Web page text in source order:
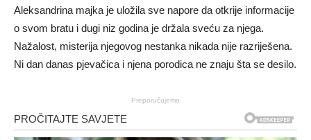
Aleksandrina majka je uložila sve napore da otkrije informacije
o svom bratu i dugi niz godina je držala sveću za njega.
Nažalost, misterija njegovog nestanka nikada nije razriješena.
Ni dan danas pjevačica i njena porodica ne znaju šta se desilo.
Preporučujemo